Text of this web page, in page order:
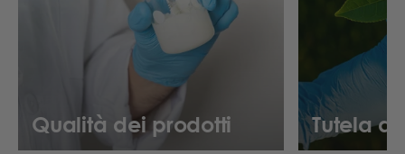
Qualità dei prodotti Tutela